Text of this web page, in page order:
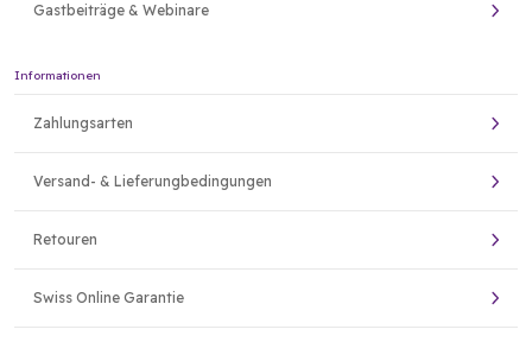
Gastbeiträge & Webinare
Informationen
Zahlungsarten
Versand- & Lieferungbedingungen
Retouren
Swiss Online Garantie